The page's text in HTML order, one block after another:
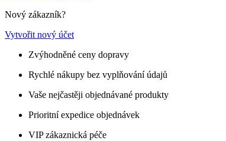
Nový zákazník?
Vytvořit nový účet
Zvýhodněné ceny dopravy
Rychlé nákupy bez vyplňování údajů
Vaše nejčastěji objednávané produkty
Prioritní expedice objednávek
VIP zákaznická péče